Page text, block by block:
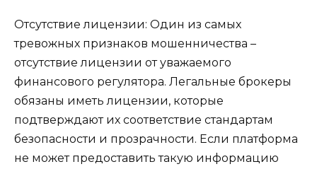
Отсутствие лицензии: Один из самых
тревожных признаков мошенничества –
отсутствие лицензии от уважаемого
финансового регулятора. Легальные брокеры
обязаны иметь лицензии, которые
подтверждают их соответствие стандартам
безопасности и прозрачности. Если платформа
не может предоставить такую информацию